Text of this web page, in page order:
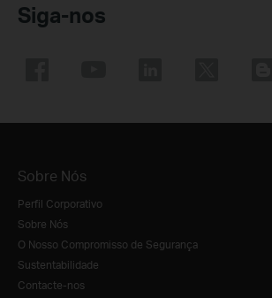
Siga-nos
Sobre Nós
Perfil Corporativo
Sobre Nós
O Nosso Compromisso de Segurança
Sustentabilidade
Contacte-nos